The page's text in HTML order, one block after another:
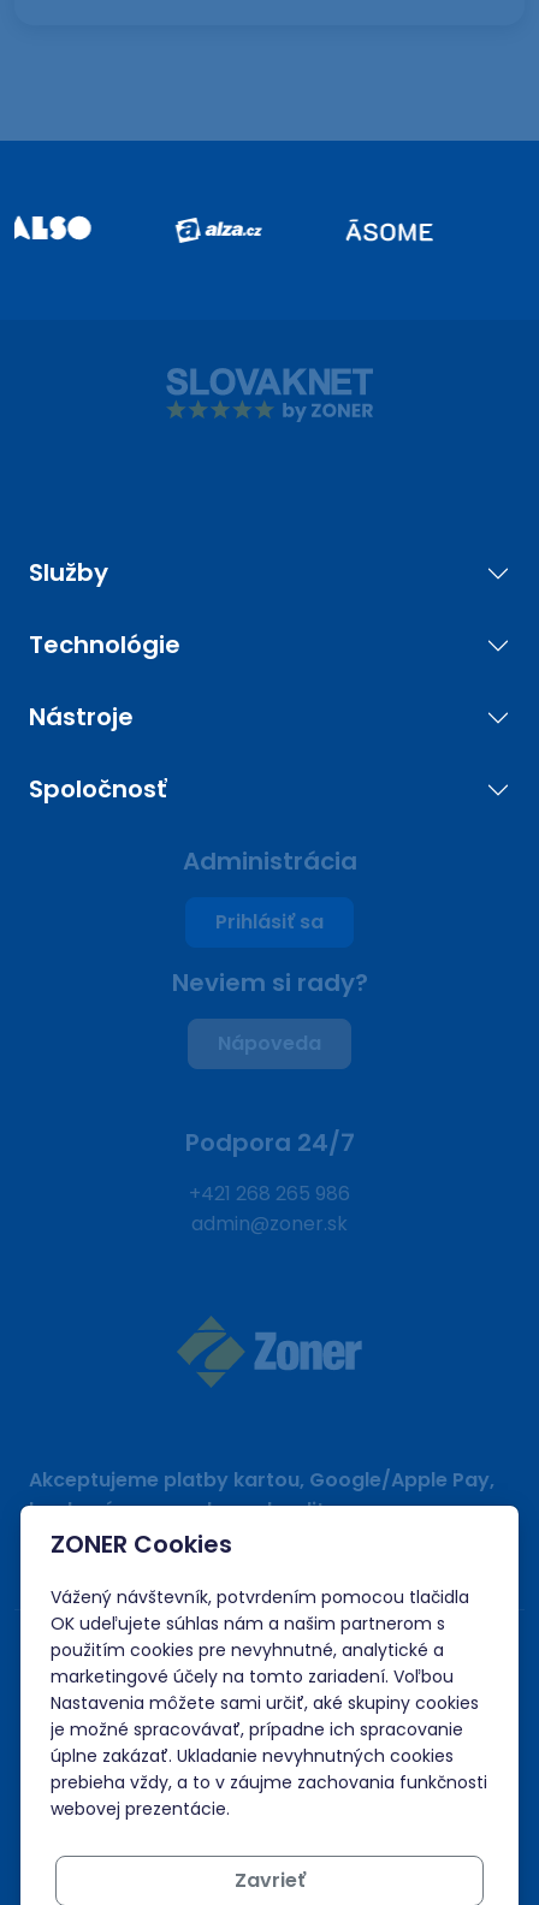
Služby
Technológie
Nástroje
Spoločnosť
Administrácia
Prihlásiť sa
Neviem si rady?
Nápoveda
Podpora 24/7
+421 268 265 986
admin@zoner.sk
Akceptujeme platby kartou, Google/Apple Pay,
bankovým prevodom a kreditom.
ZONER Cookies
Vážený návštevník, potvrdením pomocou tlačidla
OK udeľujete súhlas nám a našim partnerom s
použitím cookies pre nevyhnutné, analytické a
marketingové účely na tomto zariadení. Voľbou
Nastavenia môžete sami určiť, aké skupiny cookies
je možné spracovávať, prípadne ich spracovanie
úplne zakázať. Ukladanie nevyhnutných cookies
prebieha vždy, a to v záujme zachovania funkčnosti
webovej prezentácie.
Zavrieť